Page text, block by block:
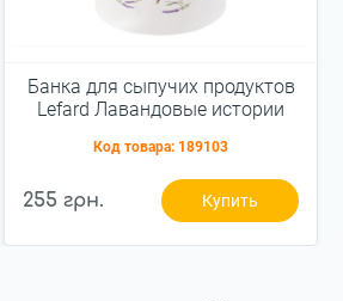
Банка для сыпучих продуктов
Lefard Лавандовые истории
Код товара: 189103
255 грн. Купить